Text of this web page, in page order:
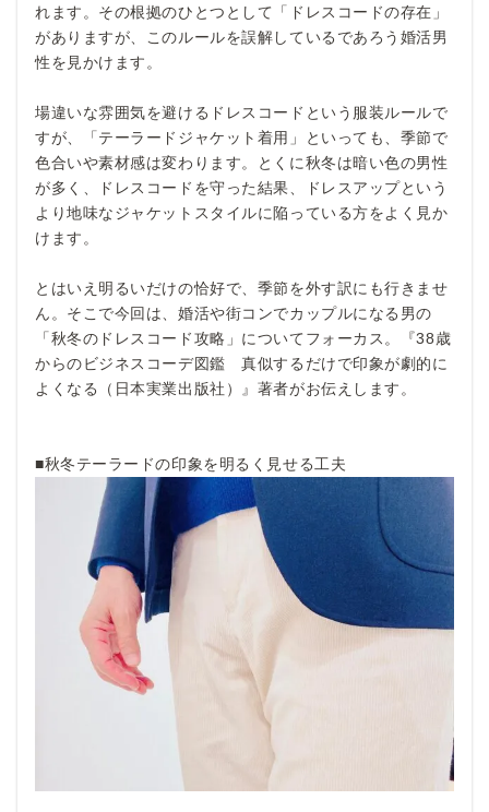
れます。その根拠のひとつとして「ドレスコードの存在」
がありますが、このルールを誤解しているであろう婚活男
性を見かけます。
場違いな雰囲気を避けるドレスコードという服装ルールで
すが、「テーラードジャケット着用」といっても、季節で
色合いや素材感は変わります。とくに秋冬は暗い色の男性
が多く、ドレスコードを守った結果、ドレスアップという
より地味なジャケットスタイルに陥っている方をよく見か
けます。
とはいえ明るいだけの恰好で、季節を外す訳にも行きませ
ん。そこで今回は、婚活や街コンでカップルになる男の
「秋冬のドレスコード攻略」についてフォーカス。『38歳
からのビジネスコーデ図鑑 真似するだけで印象が劇的に
よくなる（日本実業出版社）』著者がお伝えします。
■秋冬テーラードの印象を明るく見せる工夫